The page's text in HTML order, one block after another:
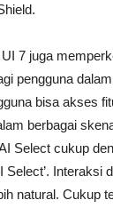
7 juga
pengguna
bisa akses
berbagai
Select cukup
Select’. Interaksi
natural. Cukup